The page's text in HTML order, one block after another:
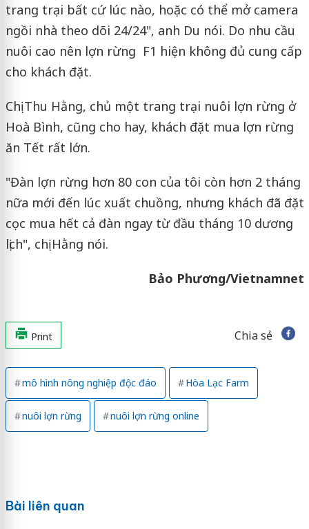
trang trại bất cứ lúc nào, hoặc có thể mở camera
ngồi nhà theo dõi 24/24", anh Du nói. Do nhu cầu
nuôi cao nên lợn rừng F1 hiện không đủ cung cấp
cho khách đặt.
Chị Thu Hằng, chủ một trang trại nuôi lợn rừng ở
Hoà Bình, cũng cho hay, khách đặt mua lợn rừng
ăn Tết rất lớn.
"Đàn lợn rừng hơn 80 con của tôi còn hơn 2 tháng
nữa mới đến lúc xuất chuồng, nhưng khách đã đặt
cọc mua hết cả đàn ngay từ đầu tháng 10 dương
lịch", chị Hằng nói.
Bảo Phương/Vietnamnet
Print Chia sẻ
mô hình nông nghiệp độc đáo Hòa Lạc Farm
nuôi lợn rừng nuôi lợn rừng online
Bài liên quan